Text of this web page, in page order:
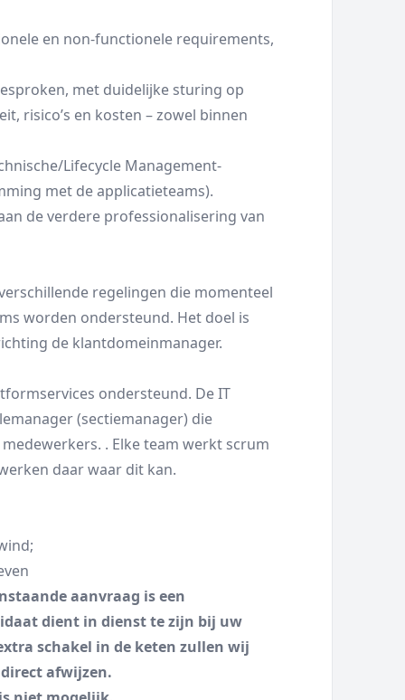
en non-functionele requirements,
met duidelijke sturing op
risico’s en kosten – zowel binnen
Lifecycle Management-
met de applicatieteams).
de verdere professionalisering van
regelingen die momenteel
worden ondersteund. Het doel is
de klantdomeinmanager.
ondersteund. De IT
(sectiemanager) die
. Elke team werkt scrum
daar waar dit kan.
aanvraag is een
dient in dienst te zijn bij uw
schakel in de keten zullen wij
afwijzen.